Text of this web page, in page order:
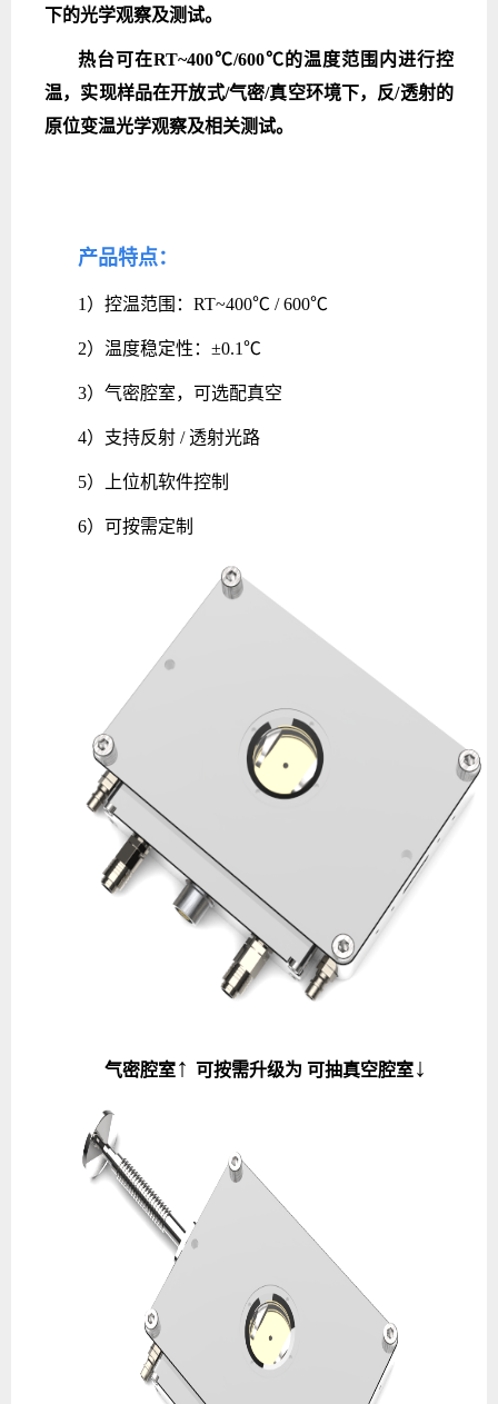
下的光学观察及测试。
热台可在RT~400℃/600℃的温度范围内进行控
温，实现样品在开放式/气密/真空环境下，反/透射的
原位变温光学观察及相关测试。
产品特点：
1）控温范围：RT~400℃ / 600℃
2）温度稳定性：±0.1℃
3）气密腔室，可选配真空
4）支持反射 / 透射光路
5）上位机软件控制
6）可按需定制
气密腔室↑ 可按需升级为 可抽真空腔室↓